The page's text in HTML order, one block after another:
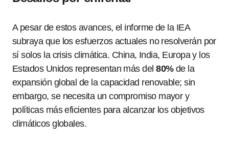
A pesar de estos avances, el informe de la IEA
subraya que los esfuerzos actuales no resolverán por
sí solos la crisis climática. China, India, Europa y los
Estados Unidos representan más del80%de la
expansión global de la capacidad renovable; sin
embargo, se necesita un compromiso mayor y
políticas más eficientes para alcanzar los objetivos
climáticos globales.